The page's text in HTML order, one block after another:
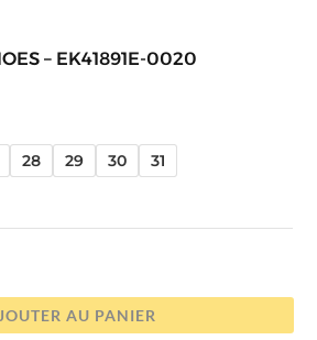
– EK41891E-0020
28 29 30 31
AU PANIER